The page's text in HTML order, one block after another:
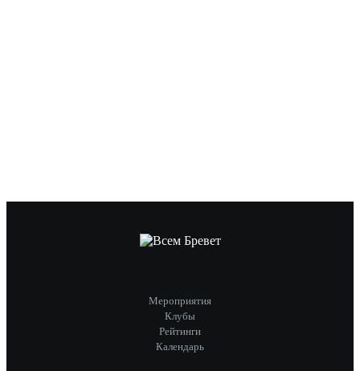
Мероприятия
Клубы
Рейтинги
Календарь